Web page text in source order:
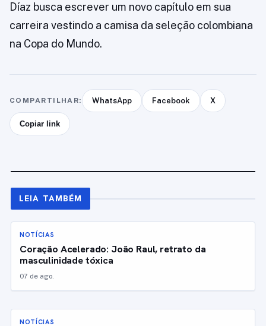
Díaz busca escrever um novo capítulo em sua
carreira vestindo a camisa da seleção colombiana
na Copa do Mundo.
COMPARTILHAR: WhatsApp Facebook X
Copiar link
LEIA TAMBÉM
NOTÍCIAS
Coração Acelerado: João Raul, retrato da
masculinidade tóxica
07 de ago.
NOTÍCIAS